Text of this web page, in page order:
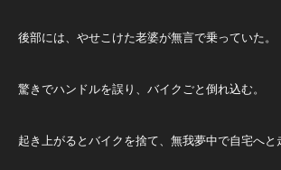
後部には、やせこけた老婆が無言で乗っていた。
驚きでハンドルを誤り、バイクごと倒れ込む。
起き上がるとバイクを捨て、無我夢中で自宅へと